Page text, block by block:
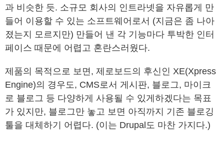
과 비슷한 듯. 소규모 회사의 인트라넷을 자유롭게 만
들어 이용할 수 있는 소프트웨어로서 (지금은 좀 나아
졌는지 모르지만) 만들어 낸 각 기능마다 투박한 인터
페이스 때문에 어렵고 혼란스러웠다.
제품의 목적으로 보면, 제로보드의 후신인 XE(Xpress
Engine)의 경우도, CMS로서 게시판, 블로그, 마이크
로 블로그 등 다양하게 사용될 수 있게하겠다는 목표
가 있지만, 블로그만 놓고 보면 아직까지 기존 블로깅
툴을 대체하기 어렵다. (이는 Drupal도 마찬 가지다.)